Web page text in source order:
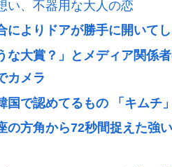
い、不器用な大人の恋
によりドアが勝手に開いて
な大賞？」とメディア関係
カメラ
国で認めてるもの 「キムチ
の方角から72秒間捉えた強